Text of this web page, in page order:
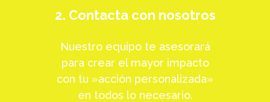
2. Contacta con nosotros
Nuestro equipo te asesorará
para crear el mayor impacto
con tu »acción personalizada»
en todos lo necesario.